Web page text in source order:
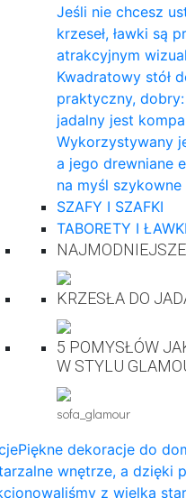
Jeśli nie chcesz
krzeseł, ławki są
atrakcyjnym
Kwadratowy stół
praktyczny,
jadalny jest
Wykorzystywany
a jego drewniane
na myśl szykowne
SZAFY I SZAFKI
TABORETY I ŁAWKI
KRZESŁA DO
5 POMYSŁÓW
W STYLU
sofa_glamour
Piękne dekoracje do
wnętrze, a dzięki
z wielką